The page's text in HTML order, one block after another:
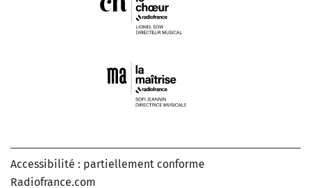
Accessibilité : partiellement conforme
Radiofrance.com